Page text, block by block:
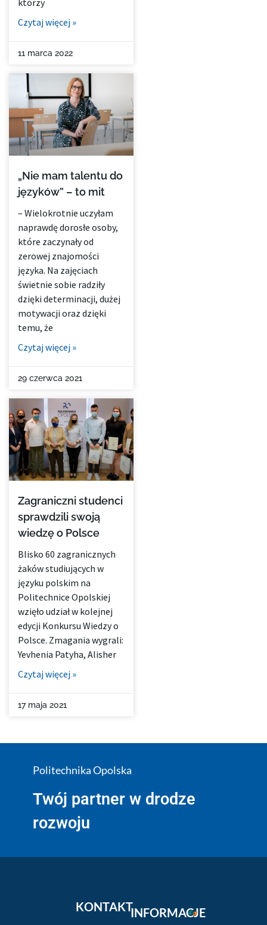
którzy
Czytaj więcej »
11 marca 2022
„Nie mam talentu do
języków” – to mit
– Wielokrotnie uczyłam
naprawdę dorosłe osoby,
które zaczynały od
zerowej znajomości
języka. Na zajęciach
świetnie sobie radziły
dzięki determinacji, dużej
motywacji oraz dzięki
temu, że
Czytaj więcej »
29 czerwca 2021
Zagraniczni studenci
sprawdzili swoją
wiedzę o Polsce
Blisko 60 zagranicznych
żaków studiujących w
języku polskim na
Politechnice Opolskiej
wzięło udział w kolejnej
edycji Konkursu Wiedzy o
Polsce. Zmagania wygrali:
Yevhenia Patyha, Alisher
Czytaj więcej »
17 maja 2021
Politechnika Opolska
Twój partner w drodze
rozwoju
KONTAKTINFORMACJE